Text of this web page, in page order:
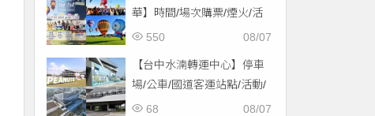
華】時間/場次購票/煙火/活
動/交通，土牛運動公園登08/07
550
【台中水湳轉運中心】停車
場/公車/國道客運站點/活動/
交通，啟用免費停車！ 08/07
68